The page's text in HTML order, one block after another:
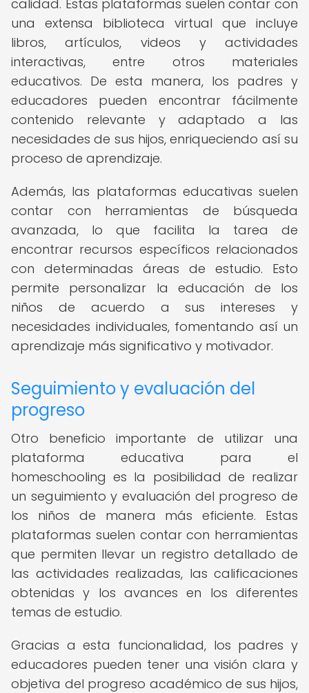
calidad. Estas plataformas suelen contar con
una extensa biblioteca virtual que incluye
libros, artículos, videos y actividades
interactivas, entre otros materiales
educativos. De esta manera, los padres y
educadores pueden encontrar fácilmente
contenido relevante y adaptado a las
necesidades de sus hijos, enriqueciendo así su
proceso de aprendizaje.
Además, las plataformas educativas suelen
contar con herramientas de búsqueda
avanzada, lo que facilita la tarea de
encontrar recursos específicos relacionados
con determinadas áreas de estudio. Esto
permite personalizar la educación de los
niños de acuerdo a sus intereses y
necesidades individuales, fomentando así un
aprendizaje más significativo y motivador.
Seguimiento y evaluación del
progreso
Otro beneficio importante de utilizar una
plataforma educativa para el
homeschooling es la posibilidad de realizar
un seguimiento y evaluación del progreso de
los niños de manera más eficiente. Estas
plataformas suelen contar con herramientas
que permiten llevar un registro detallado de
las actividades realizadas, las calificaciones
obtenidas y los avances en los diferentes
temas de estudio.
Gracias a esta funcionalidad, los padres y
educadores pueden tener una visión clara y
objetiva del progreso académico de sus hijos,